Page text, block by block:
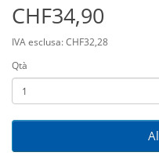
CHF34,90
IVA esclusa: CHF32,28
Qtà